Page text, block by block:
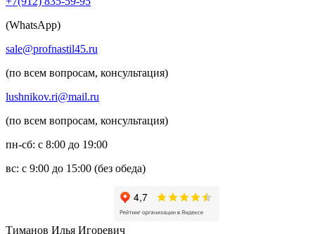
(WhatsApp)
sale@profnastil45.ru
(по всем вопросам, консультация)
lushnikov.ri@mail.ru
(по всем вопросам, консультация)
пн-сб: с 8:00 до 19:00
вс: с 9:00 до 15:00 (без обеда)
Тиманов Илья Игоревич